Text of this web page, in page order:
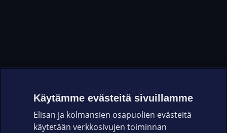
OHJEET JA VINKIT
OMAYHTEISÖ
Käytämme evästeitä sivuillamme
Elisan ja kolmansien osapuolien evästeitä
käytetään verkkosivujen toiminnan